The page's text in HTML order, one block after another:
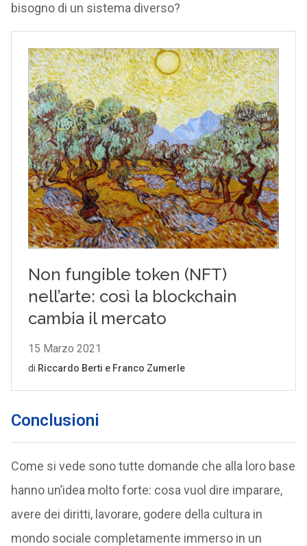
bisogno di un sistema diverso?
Conclusioni
Come si vede sono tutte domande che alla loro base
hanno un’idea molto forte: cosa vuol dire imparare,
avere dei diritti, lavorare, godere della cultura in
mondo sociale completamente immerso in un